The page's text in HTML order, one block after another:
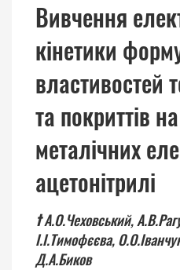
Вивчення
кінетики
властивостей
та покриттів
металічних
ацетонітрилі
†А.О.Чеховський,
І.І.Тимофєєва,
Д.А.Биков